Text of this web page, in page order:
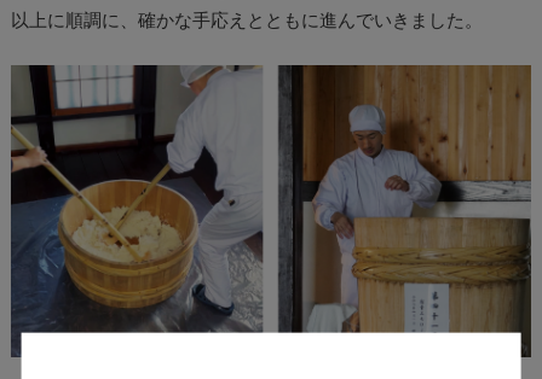
以上に順調に、確かな手応えとともに進んでいきました。